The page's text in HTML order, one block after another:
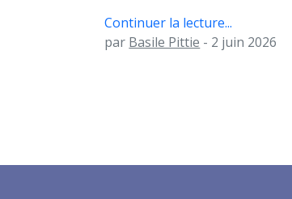
Continuer la lecture...
par Basile Pittie - 2 juin 2026